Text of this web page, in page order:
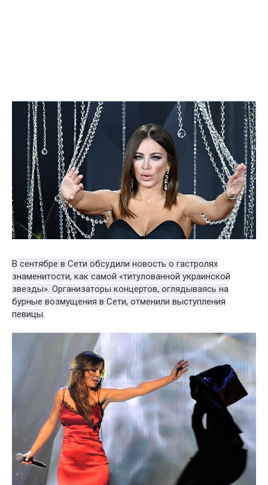
В сентябре в Сети обсудили новость о гастролях
знаменитости, как самой «титулованной украинской
звезды». Организаторы концертов, оглядываясь на
бурные возмущения в Сети, отменили выступления
певицы.